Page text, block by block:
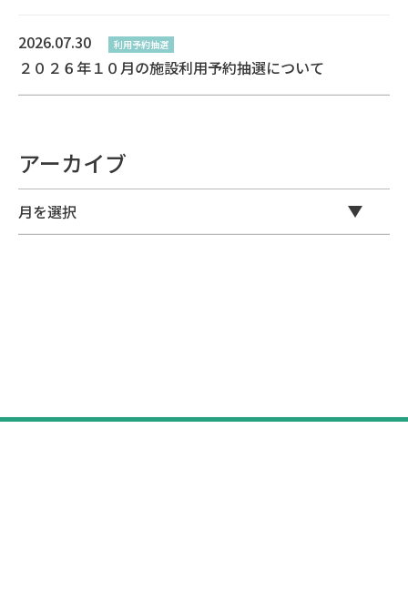
2026.07.30 利用予約抽選
２０２６年１０月の施設利用予約抽選について
アーカイブ